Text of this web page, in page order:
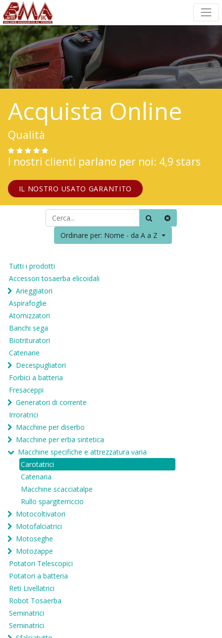
Acquista Online
Qualità
I nostri clienti parlano per noi: 4,9 stars
IL NOSTRO USATO GARANTITO
Ordinare per: Nome - da A a Z
Tutti i prodotti
Accessori tosaerba elicoidali
Arieggiatori
Aspirafoglie
Atomizzatori
Banchi sega
Biotrituratori
Catenarie
Decespugliatori
Forbici a batteria
Fresaceppi
Generatori di corrente
Irroratrici
Macchine per diserbo
Macchine per erba sintetica
Macchine specifiche e attrezzatura varia
Carotatrici
Catenaria
Macchine scacciatalpe
Rullo spargiterriccio
Motocoltivatori
Motofalciatrici
Motoseghe
Motozappe
Potatori Telescopici
Potatori a batteria
Reti Livellatrici
Robot Tosaerba
Seminatrici
Seminatrici